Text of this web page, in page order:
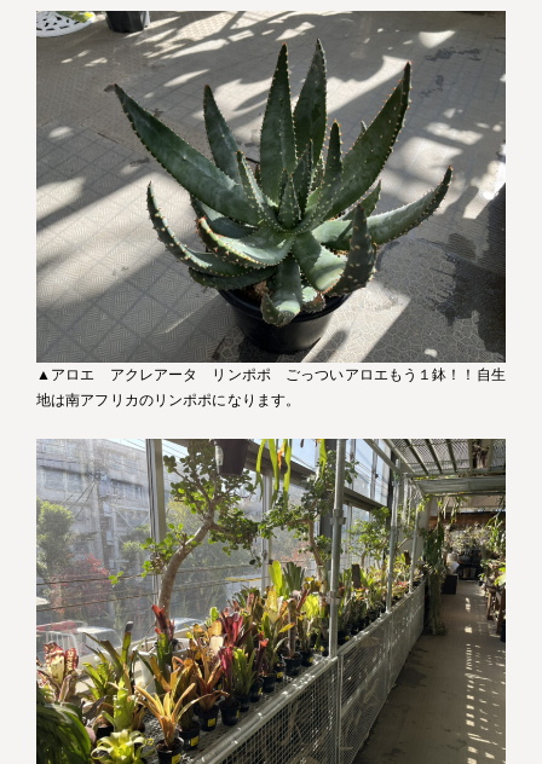
▲アロエ アクレアータ リンポポ ごっついアロエもう１鉢！！自生
地は南アフリカのリンポポになります。